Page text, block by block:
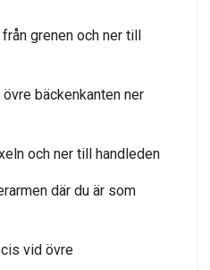
grenen och ner till
övre bäckenkanten ner
och ner till handleden
där du är som
vid övre